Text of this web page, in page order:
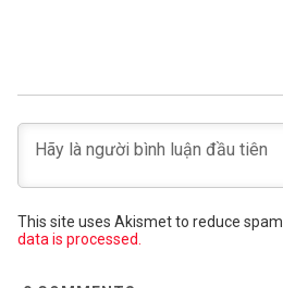
This site uses Akismet to reduce spam.
data is processed.